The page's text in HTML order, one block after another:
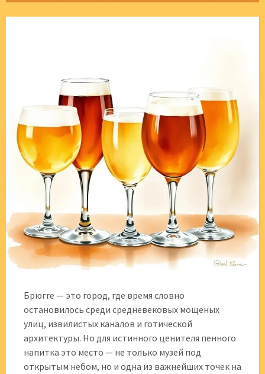
Брюгге — это город, где время словно
остановилось среди средневековых мощеных
улиц, извилистых каналов и готической
архитектуры. Но для истинного ценителя пенного
напитка это место — не только музей под
открытым небом, но и одна из важнейших точек на